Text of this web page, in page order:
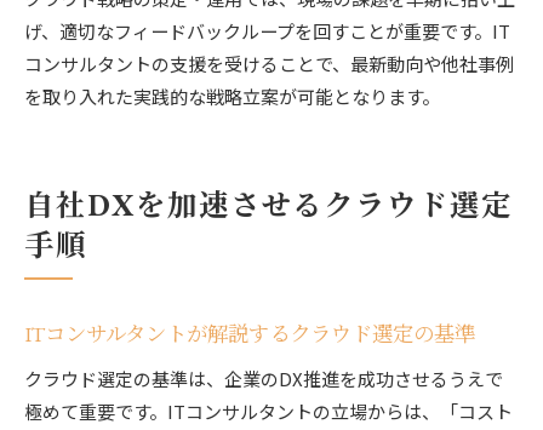
げ、適切なフィードバックループを回すことが重要です。IT
コンサルタントの支援を受けることで、最新動向や他社事例
を取り入れた実践的な戦略立案が可能となります。
自社DXを加速させるクラウド選定
手順
ITコンサルタントが解説するクラウド選定の基準
クラウド選定の基準は、企業のDX推進を成功させるうえで
極めて重要です。ITコンサルタントの立場からは、「コスト